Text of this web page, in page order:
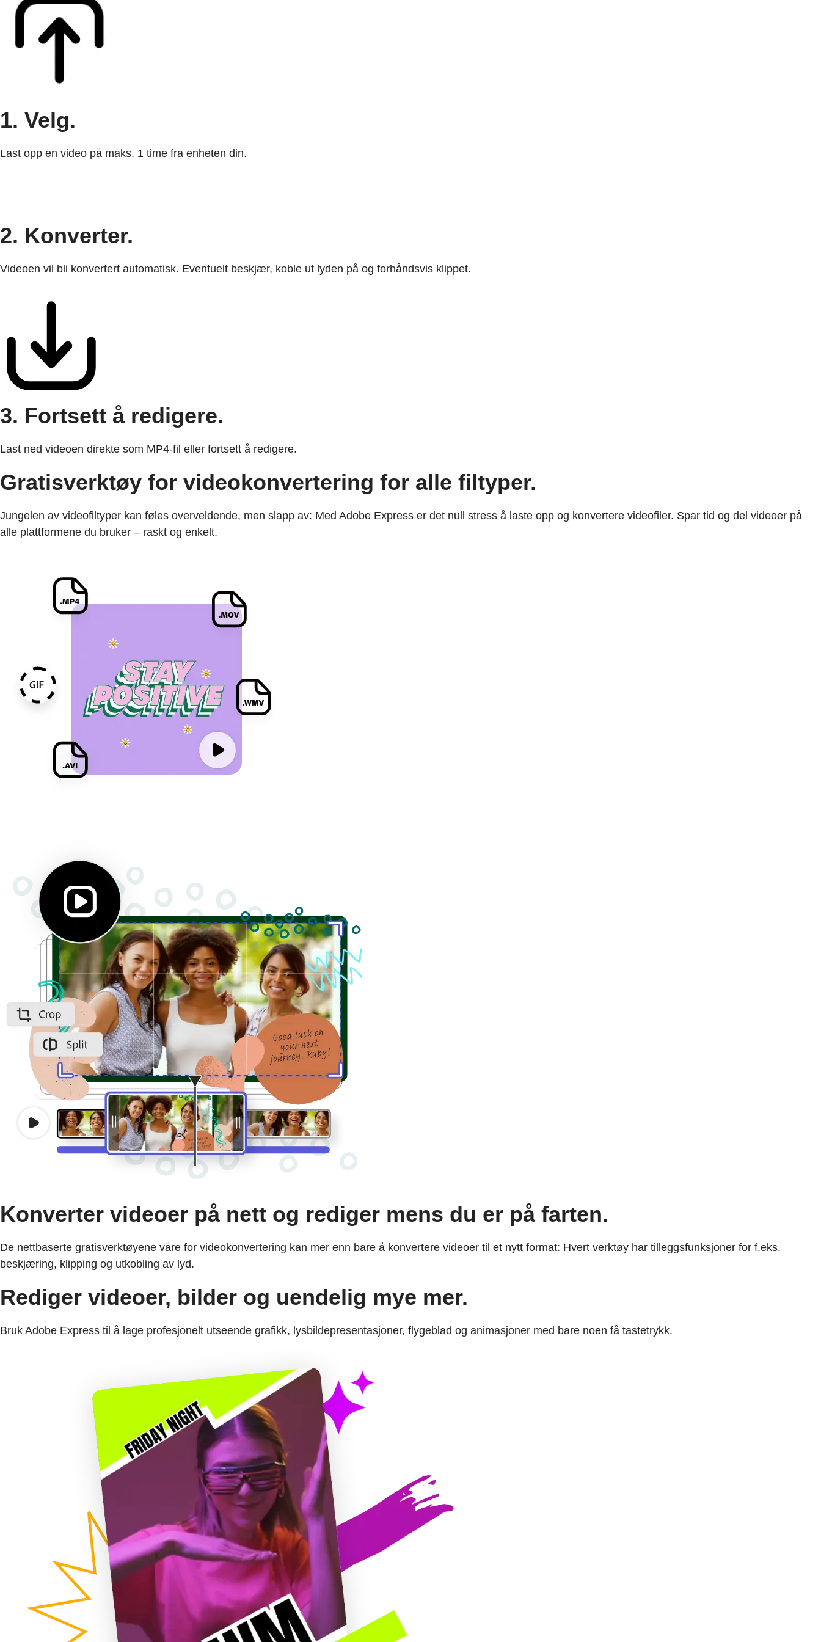
1. Velg.
Last opp en video på maks. 1 time fra enheten din.
2. Konverter.
Videoen vil bli konvertert automatisk. Eventuelt beskjær, koble ut lyden på og forhåndsvis klippet.
3. Fortsett å redigere.
Last ned videoen direkte som MP4-fil eller fortsett å redigere.
Gratisverktøy for videokonvertering for alle filtyper.
Jungelen av videofiltyper kan føles overveldende, men slapp av: Med Adobe Express er det null stress å laste opp og konvertere videofiler. Spar tid og del videoer på
alle plattformene du bruker – raskt og enkelt.
Konverter videoer på nett og rediger mens du er på farten.
De nettbaserte gratisverktøyene våre for videokonvertering kan mer enn bare å konvertere videoer til et nytt format: Hvert verktøy har tilleggsfunksjoner for f.eks.
beskjæring, klipping og utkobling av lyd.
Rediger videoer, bilder og uendelig mye mer.
Bruk Adobe Express til å lage profesjonelt utseende grafikk, lysbildepresentasjoner, flygeblad og animasjoner med bare noen få tastetrykk.